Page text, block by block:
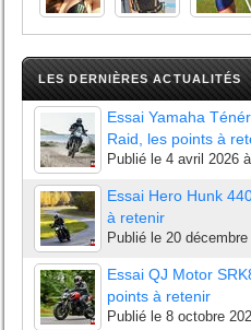
LES DERNIÈRES ACTUALITÉS
Essai Yamaha
Raid, les points à
Publié le 4 avril 2026
Essai Hero Hunk
à retenir
Publié le 20
Essai QJ Motor
points à retenir
Publié le 8 octobre